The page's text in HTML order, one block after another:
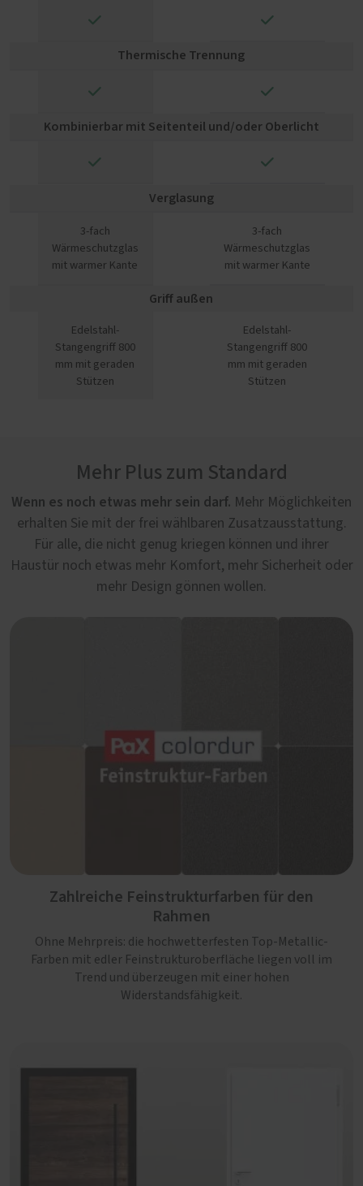
✓ ✓
Thermische Trennung
✓ ✓
Kombinierbar mit Seitenteil und/oder Oberlicht
✓ ✓
Verglasung
3-fach
Wärmeschutzglas
mit warmer Kante
3-fach
Wärmeschutzglas
mit warmer Kante
Griff außen
Edelstahl-
Stangengriff 800
mm mit geraden
Stützen
Edelstahl-
Stangengriff 800
mm mit geraden
Stützen
Mehr Plus zum Standard
Wenn es noch etwas mehr sein darf. Mehr Möglichkeiten
erhalten Sie mit der frei wählbaren Zusatzausstattung.
Für alle, die nicht genug kriegen können und ihrer
Haustür noch etwas mehr Komfort, mehr Sicherheit oder
mehr Design gönnen wollen.
Zahlreiche Feinstrukturfarben für den
Rahmen
Ohne Mehrpreis: die hochwetterfesten Top-Metallic-
Farben mit edler Feinstrukturoberfläche liegen voll im
Trend und überzeugen mit einer hohen
Widerstandsfähigkeit.